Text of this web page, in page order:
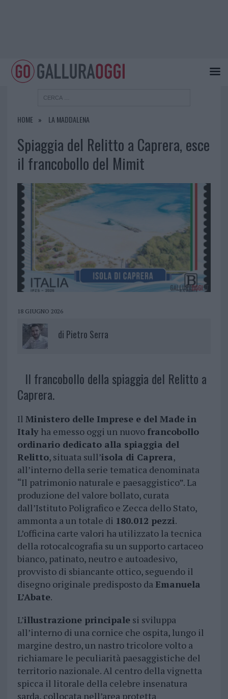
HOME LA MADDALENA
Spiaggia del Relitto a Caprera, esce
il francobollo del Mimit
18 GIUGNO 2026
di Pietro Serra
Il francobollo della spiaggia del Relitto a
Caprera.
Il Ministero delle Imprese e del Made in
Italyha emesso oggi un nuovo francobollo
ordinario dedicato alla spiaggia del
Relitto, situata sull’isola di Caprera,
all’interno della serie tematica denominata
“Il patrimonio naturale e paesaggistico”. La
produzione del valore bollato, curata
dall’Istituto Poligrafico e Zecca dello Stato,
ammonta a un totale di 180.012 pezzi.
L’officina carte valori ha utilizzato la tecnica
della rotocalcografia su un supporto cartaceo
bianco, patinato, neutro e autoadesivo,
provvisto di sbiancante ottico, seguendo il
disegno originale predisposto daEmanuela
L’Abate.
L’illustrazione principalesi sviluppa
all’interno di una cornice che ospita, lungo il
margine destro, un nastro tricolore volto a
richiamare le peculiarità paesaggistiche del
territorio nazionale. Al centro della vignetta
spicca il litorale della celebre insenatura
sarda, collocata nell’area protetta